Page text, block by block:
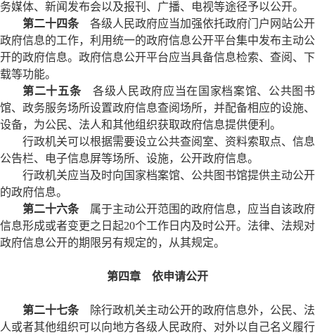
务媒体、新闻发布会以及报刊、广播、电视等途径予以公开。
第二十四条各级人民政府应当加强依托政府门户网站公开
政府信息的工作，利用统一的政府信息公开平台集中发布主动公
开的政府信息。政府信息公开平台应当具备信息检索、查阅、下
载等功能。
第二十五条各级人民政府应当在国家档案馆、公共图书
馆、政务服务场所设置政府信息查阅场所，并配备相应的设施、
设备，为公民、法人和其他组织获取政府信息提供便利。
行政机关可以根据需要设立公共查阅室、资料索取点、信息
公告栏、电子信息屏等场所、设施，公开政府信息。
行政机关应当及时向国家档案馆、公共图书馆提供主动公开
的政府信息。
第二十六条属于主动公开范围的政府信息，应当自该政府
信息形成或者变更之日起20个工作日内及时公开。法律、法规对
政府信息公开的期限另有规定的，从其规定。
第四章 依申请公开
第二十七条除行政机关主动公开的政府信息外，公民、法
人或者其他组织可以向地方各级人民政府、对外以自己名义履行